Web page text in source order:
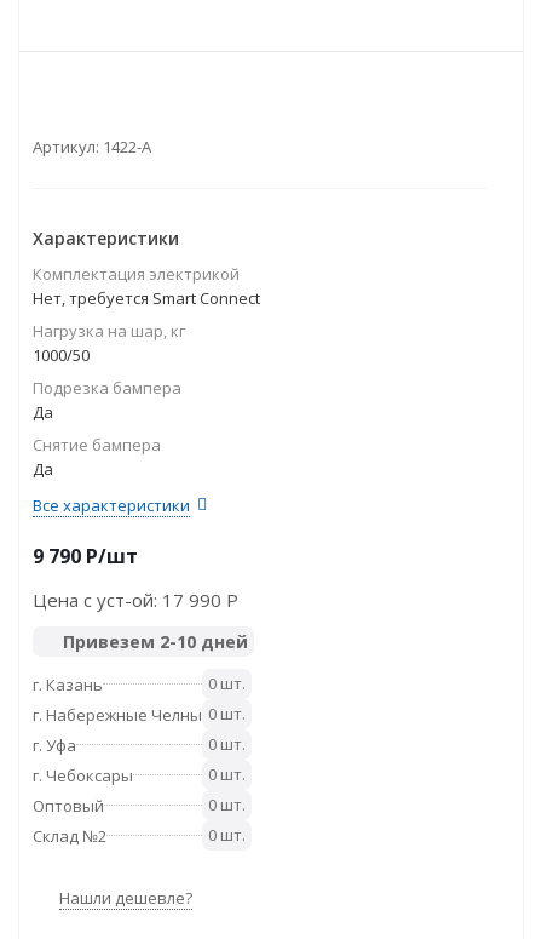
Артикул: 1422-A
Характеристики
Комплектация электрикой
Нет, требуется Smart Connect
Нагрузка на шар, кг
1000/50
Подрезка бампера
Да
Снятие бампера
Да
Все характеристики
9 790 P/шт
Цена с уст-ой: 17 990 P
Привезем 2-10 дней
г. Казань
0 шт.
г. Набережные Челны 0 шт.
г. Уфа
0 шт.
г. Чебоксары
0 шт.
Оптовый
0 шт.
Склад №2
0 шт.
Нашли дешевле?